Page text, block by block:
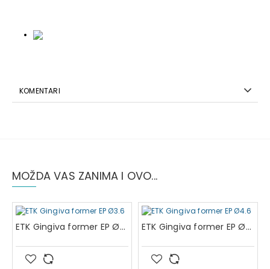
KOMENTARI
MOŽDA VAS ZANIMA I OVO...
ETK Gingiva former EP Ø3.6 ETK Gingiva former EP Ø4.6